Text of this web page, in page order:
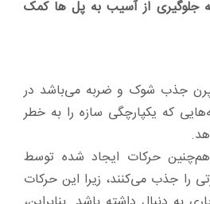
جلوگیری از آسیب به پل ها کمک
جذب شوک و ضربه می‌باشد در
که یکپارچگی سازه را به خطر
هم‌چنین حرکات ایجاد شده توسط
را جذب می‌کنند، زیرا این‌ حرکات